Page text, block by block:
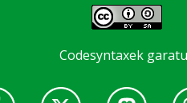
Codesyntaxek